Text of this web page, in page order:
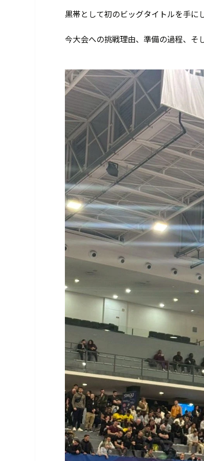
黒帯として初のビッグタイトルを手に
今大会への挑戦理由、準備の過程、そ